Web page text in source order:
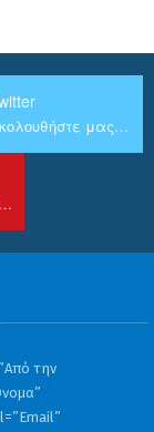
Ακολουθήστε μας στο Twitter
Το κανάλι μας στο Youtube
την